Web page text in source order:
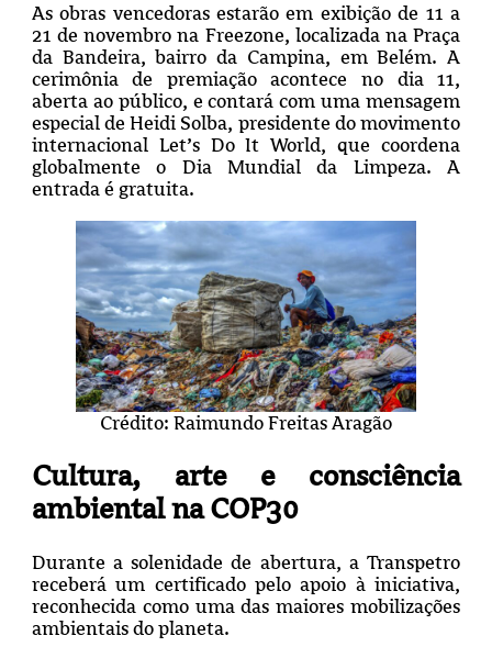
As obras vencedoras estarão em exibição de 11 a
21 de novembro na Freezone, localizada na Praça
da Bandeira, bairro da Campina, em Belém. A
cerimônia de premiação acontece no dia 11,
aberta ao público, e contará com uma mensagem
especial de Heidi Solba, presidente do movimento
internacional Let’s Do It World, que coordena
globalmente o Dia Mundial da Limpeza. A
entrada é gratuita.
Crédito: Raimundo Freitas Aragão
Cultura, arte e consciência
ambiental na COP30
Durante a solenidade de abertura, a Transpetro
receberá um certificado pelo apoio à iniciativa,
reconhecida como uma das maiores mobilizações
ambientais do planeta.